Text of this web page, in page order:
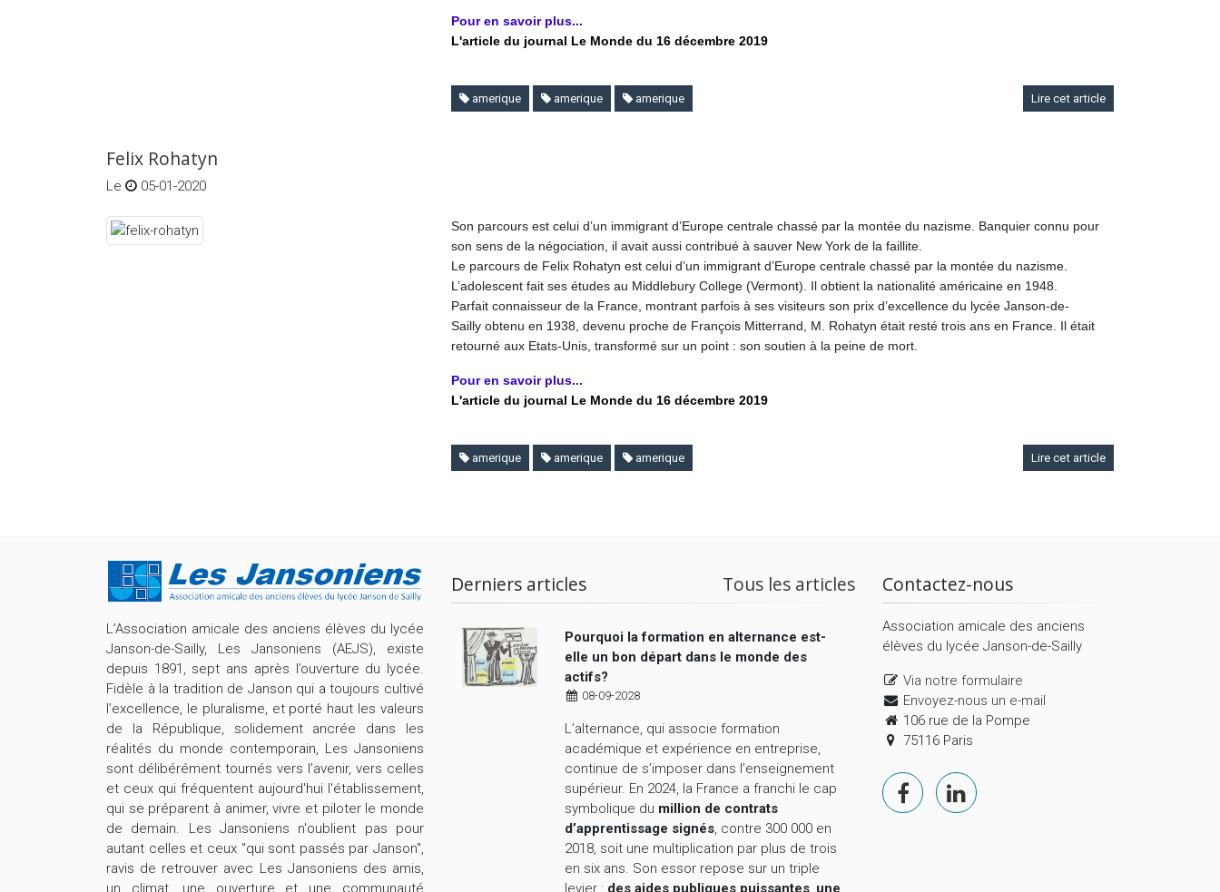
Pour en savoir plus...
L'article du journal Le Monde du 16 décembre 2019
Lire cet article
amerique amerique amerique
Felix Rohatyn
Le 05-01-2020
Son parcours est celui d’un immigrant d’Europe centrale chassé par la montée du nazisme. Banquier connu pour
son sens de la négociation, il avait aussi contribué à sauver New York de la faillite.
Le parcours de Felix Rohatyn est celui d’un immigrant d’Europe centrale chassé par la montée du nazisme.
L’adolescent fait ses études au Middlebury College (Vermont). Il obtient la nationalité américaine en 1948.
Parfait connaisseur de la France, montrant parfois à ses visiteurs son prix d’excellence du lycée Janson-de-
Sailly obtenu en 1938, devenu proche de François Mitterrand, M. Rohatyn était resté trois ans en France. Il était
retourné aux Etats-Unis, transformé sur un point : son soutien à la peine de mort.
Pour en savoir plus...
L'article du journal Le Monde du 16 décembre 2019
Lire cet article
amerique amerique amerique
L’Association amicale des anciens élèves du lycée
Janson-de-Sailly, Les Jansoniens (AEJS), existe
depuis 1891, sept ans après l’ouverture du lycée.
Fidèle à la tradition de Janson qui a toujours cultivé
l’excellence, le pluralisme, et porté haut les valeurs
de la République, solidement ancrée dans les
réalités du monde contemporain, Les Jansoniens
sont délibérément tournés vers l’avenir, vers celles
et ceux qui fréquentent aujourd'hui l'établissement,
qui se préparent à animer, vivre et piloter le monde
de demain. Les Jansoniens n'oublient pas pour
autant celles et ceux "qui sont passés par Janson",
ravis de retrouver avec Les Jansoniens des amis,
un climat, une ouverture et une communauté
Derniers articles Tous les articles
Pourquoi la formation en alternance est-
elle un bon départ dans le monde des
actifs?
08-09-2028
L’alternance, qui associe formation
académique et expérience en entreprise,
continue de s’imposer dans l’enseignement
supérieur. En 2024, la France a franchi le cap
symbolique du million de contrats
d’apprentissage signés, contre 300 000 en
2018, soit une multiplication par plus de trois
en six ans. Son essor repose sur un triple
levier : des aides publiques puissantes, une
Contactez-nous
Association amicale des anciens
élèves du lycée Janson-de-Sailly
Via notre formulaire
Envoyez-nous un e-mail
106 rue de la Pompe
75116 Paris